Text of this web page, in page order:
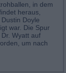
in dem
heraus,
Doyle
war. Die Spur
Wyatt auf
um nach